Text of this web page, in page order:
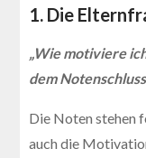
1. Die
„Wie motiviere
dem
Die Noten stehen
auch die